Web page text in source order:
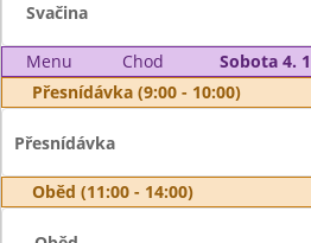
Svačina
Menu Chod
Sobota 4.
Přesnídávka (9:00 - 10:00)
Přesnídávka
Oběd (11:00 - 14:00)